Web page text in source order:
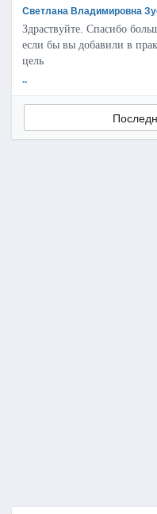
Светлана Владимировна
Здраствуйте. Спасибо
если бы вы добавили в
цель
..